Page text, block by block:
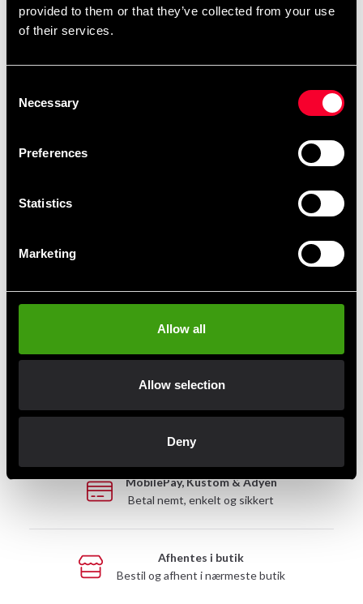
provided to them or that they’ve collected from your use
of their services.
Selection
Necessary
Preferences
Statistics
Marketing
Allow all
Allow selection
Deny
MMA handsker med polstring over knoerne.
Fremstillet i et letvægts EVA skum
Technology holder hænderne kølige og tørre•
Letvægts stødabsorberende skum beskytter hænder
alligevel fast velcrolåsesystem• Perfekt til hård
Detaljerede oplysninger
Hurtig levering
MobilePay, Kustom & Adyen
Betal nemt, enkelt og sikkert
Afhentes i butik
Bestil og afhent i nærmeste butik